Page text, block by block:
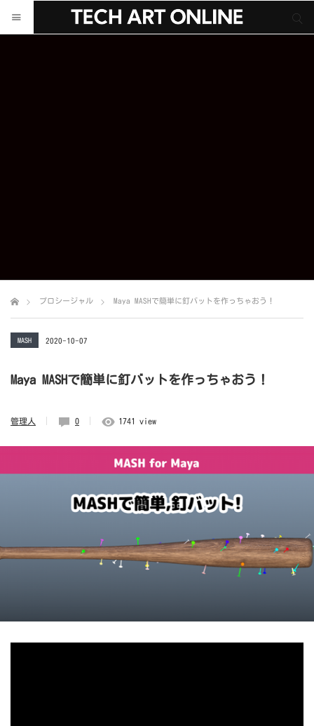
プロシージャル Maya MASHで簡単に釘バットを作っちゃおう！
MASH 2020-10-07
Maya MASHで簡単に釘バットを作っちゃおう！
管理人 0 1741 view